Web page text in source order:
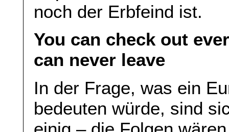
noch der Erbfeind ist.
You can check out
can never leave
In der Frage, was ein
bedeuten würde, sind